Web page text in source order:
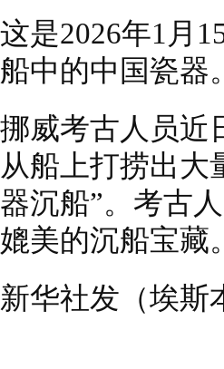
这是2026年1月
船中的中国瓷器。
挪威考古人员近
从船上打捞出大
器沉船”。考古
媲美的沉船宝藏。
新华社发（埃斯